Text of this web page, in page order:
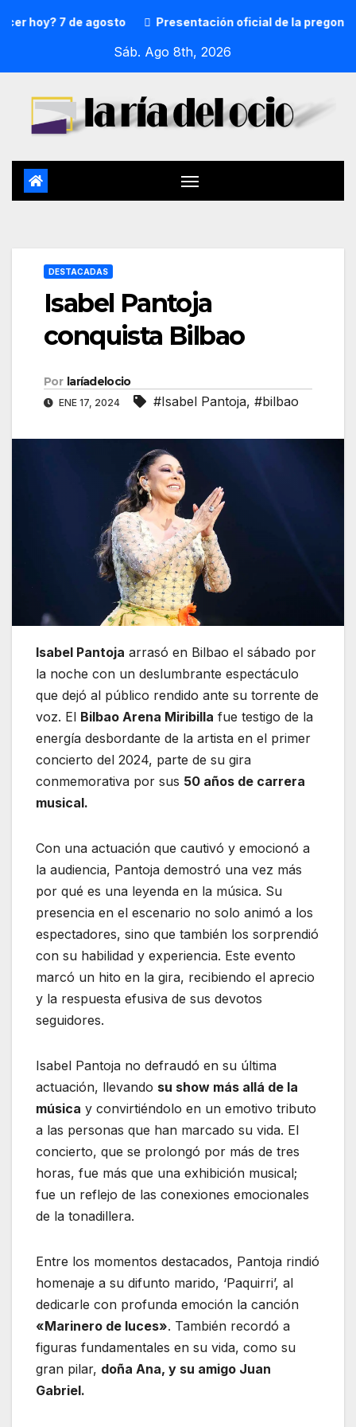
7 de agosto Presentación oficial de la pregonera y
Sáb. Ago 8th, 2026
DESTACADAS
Isabel Pantoja
conquista Bilbao
Por laríadelocio
ENE 17, 2024 #Isabel Pantoja, #bilbao
Isabel Pantoja arrasó en Bilbao el sábado por
la noche con un deslumbrante espectáculo
que dejó al público rendido ante su torrente de
voz. El Bilbao Arena Miribilla fue testigo de la
energía desbordante de la artista en el primer
concierto del 2024, parte de su gira
conmemorativa por sus 50 años de carrera
musical.
Con una actuación que cautivó y emocionó a
la audiencia, Pantoja demostró una vez más
por qué es una leyenda en la música. Su
presencia en el escenario no solo animó a los
espectadores, sino que también los sorprendió
con su habilidad y experiencia. Este evento
marcó un hito en la gira, recibiendo el aprecio
y la respuesta efusiva de sus devotos
seguidores.
Isabel Pantoja no defraudó en su última
actuación, llevando su show más allá de la
música y convirtiéndolo en un emotivo tributo
a las personas que han marcado su vida. El
concierto, que se prolongó por más de tres
horas, fue más que una exhibición musical;
fue un reflejo de las conexiones emocionales
de la tonadillera.
Entre los momentos destacados, Pantoja rindió
homenaje a su difunto marido, ‘Paquirri’, al
dedicarle con profunda emoción la canción
«Marinero de luces». También recordó a
figuras fundamentales en su vida, como su
gran pilar, doña Ana, y su amigo Juan
Gabriel.